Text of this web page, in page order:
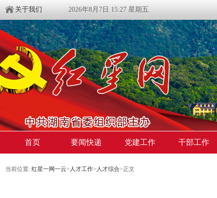
关于我们 2026年8月7日 15:27 星期五
首页 要闻快递 党建工作 干部工作
当前位置: 红星一网一云> 人才工作> 人才综合>正文